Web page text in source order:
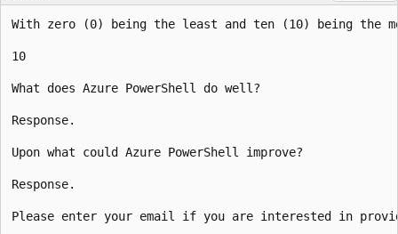
With zero (0) being the least and ten (10) being the
10
What does Azure PowerShell do well?
Response.
Upon what could Azure PowerShell improve?
Response.
Please enter your email if you are interested in